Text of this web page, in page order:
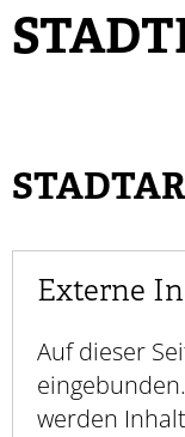
Externe
Auf dieser
werden